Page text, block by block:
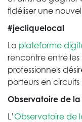
fidéliser une
#jecliquelocal
La plateforme
rencontre entre
professionnels
porteurs en circuits
Observatoire de
L’Observatoire de